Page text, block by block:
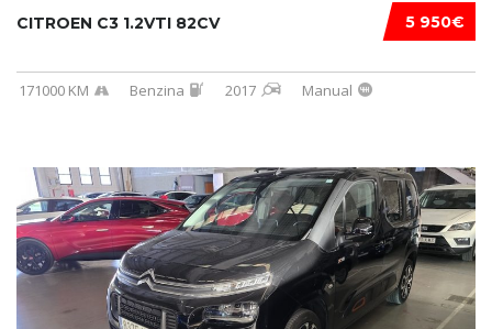
5 950€
CITROEN C3 1.2VTI 82CV
171000 KM Benzina 2017 Manual